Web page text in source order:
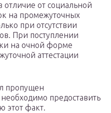
отличие от социальной
на промежуточных
при отсутствии
При поступлении
на очной форме
аттестации
пропущен
предоставить
этот факт.